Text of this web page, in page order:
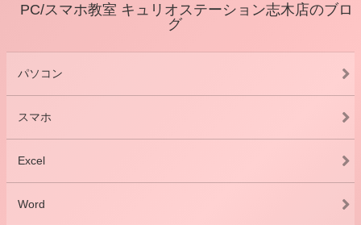
PC/スマホ教室 キュリオステーション志木店のブロ
グ
パソコン
スマホ
Excel
Word